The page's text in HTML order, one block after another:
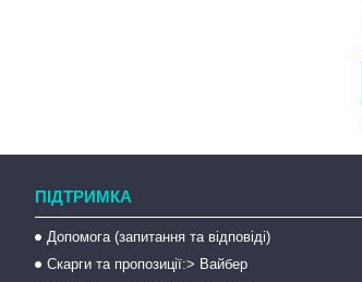
ПІДТРИМКА
Допомога (запитання та відповіді)
Скарги та пропозиції:> Вайбер